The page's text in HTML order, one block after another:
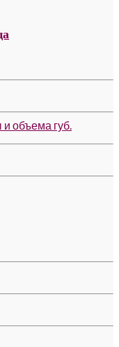
объема губ.